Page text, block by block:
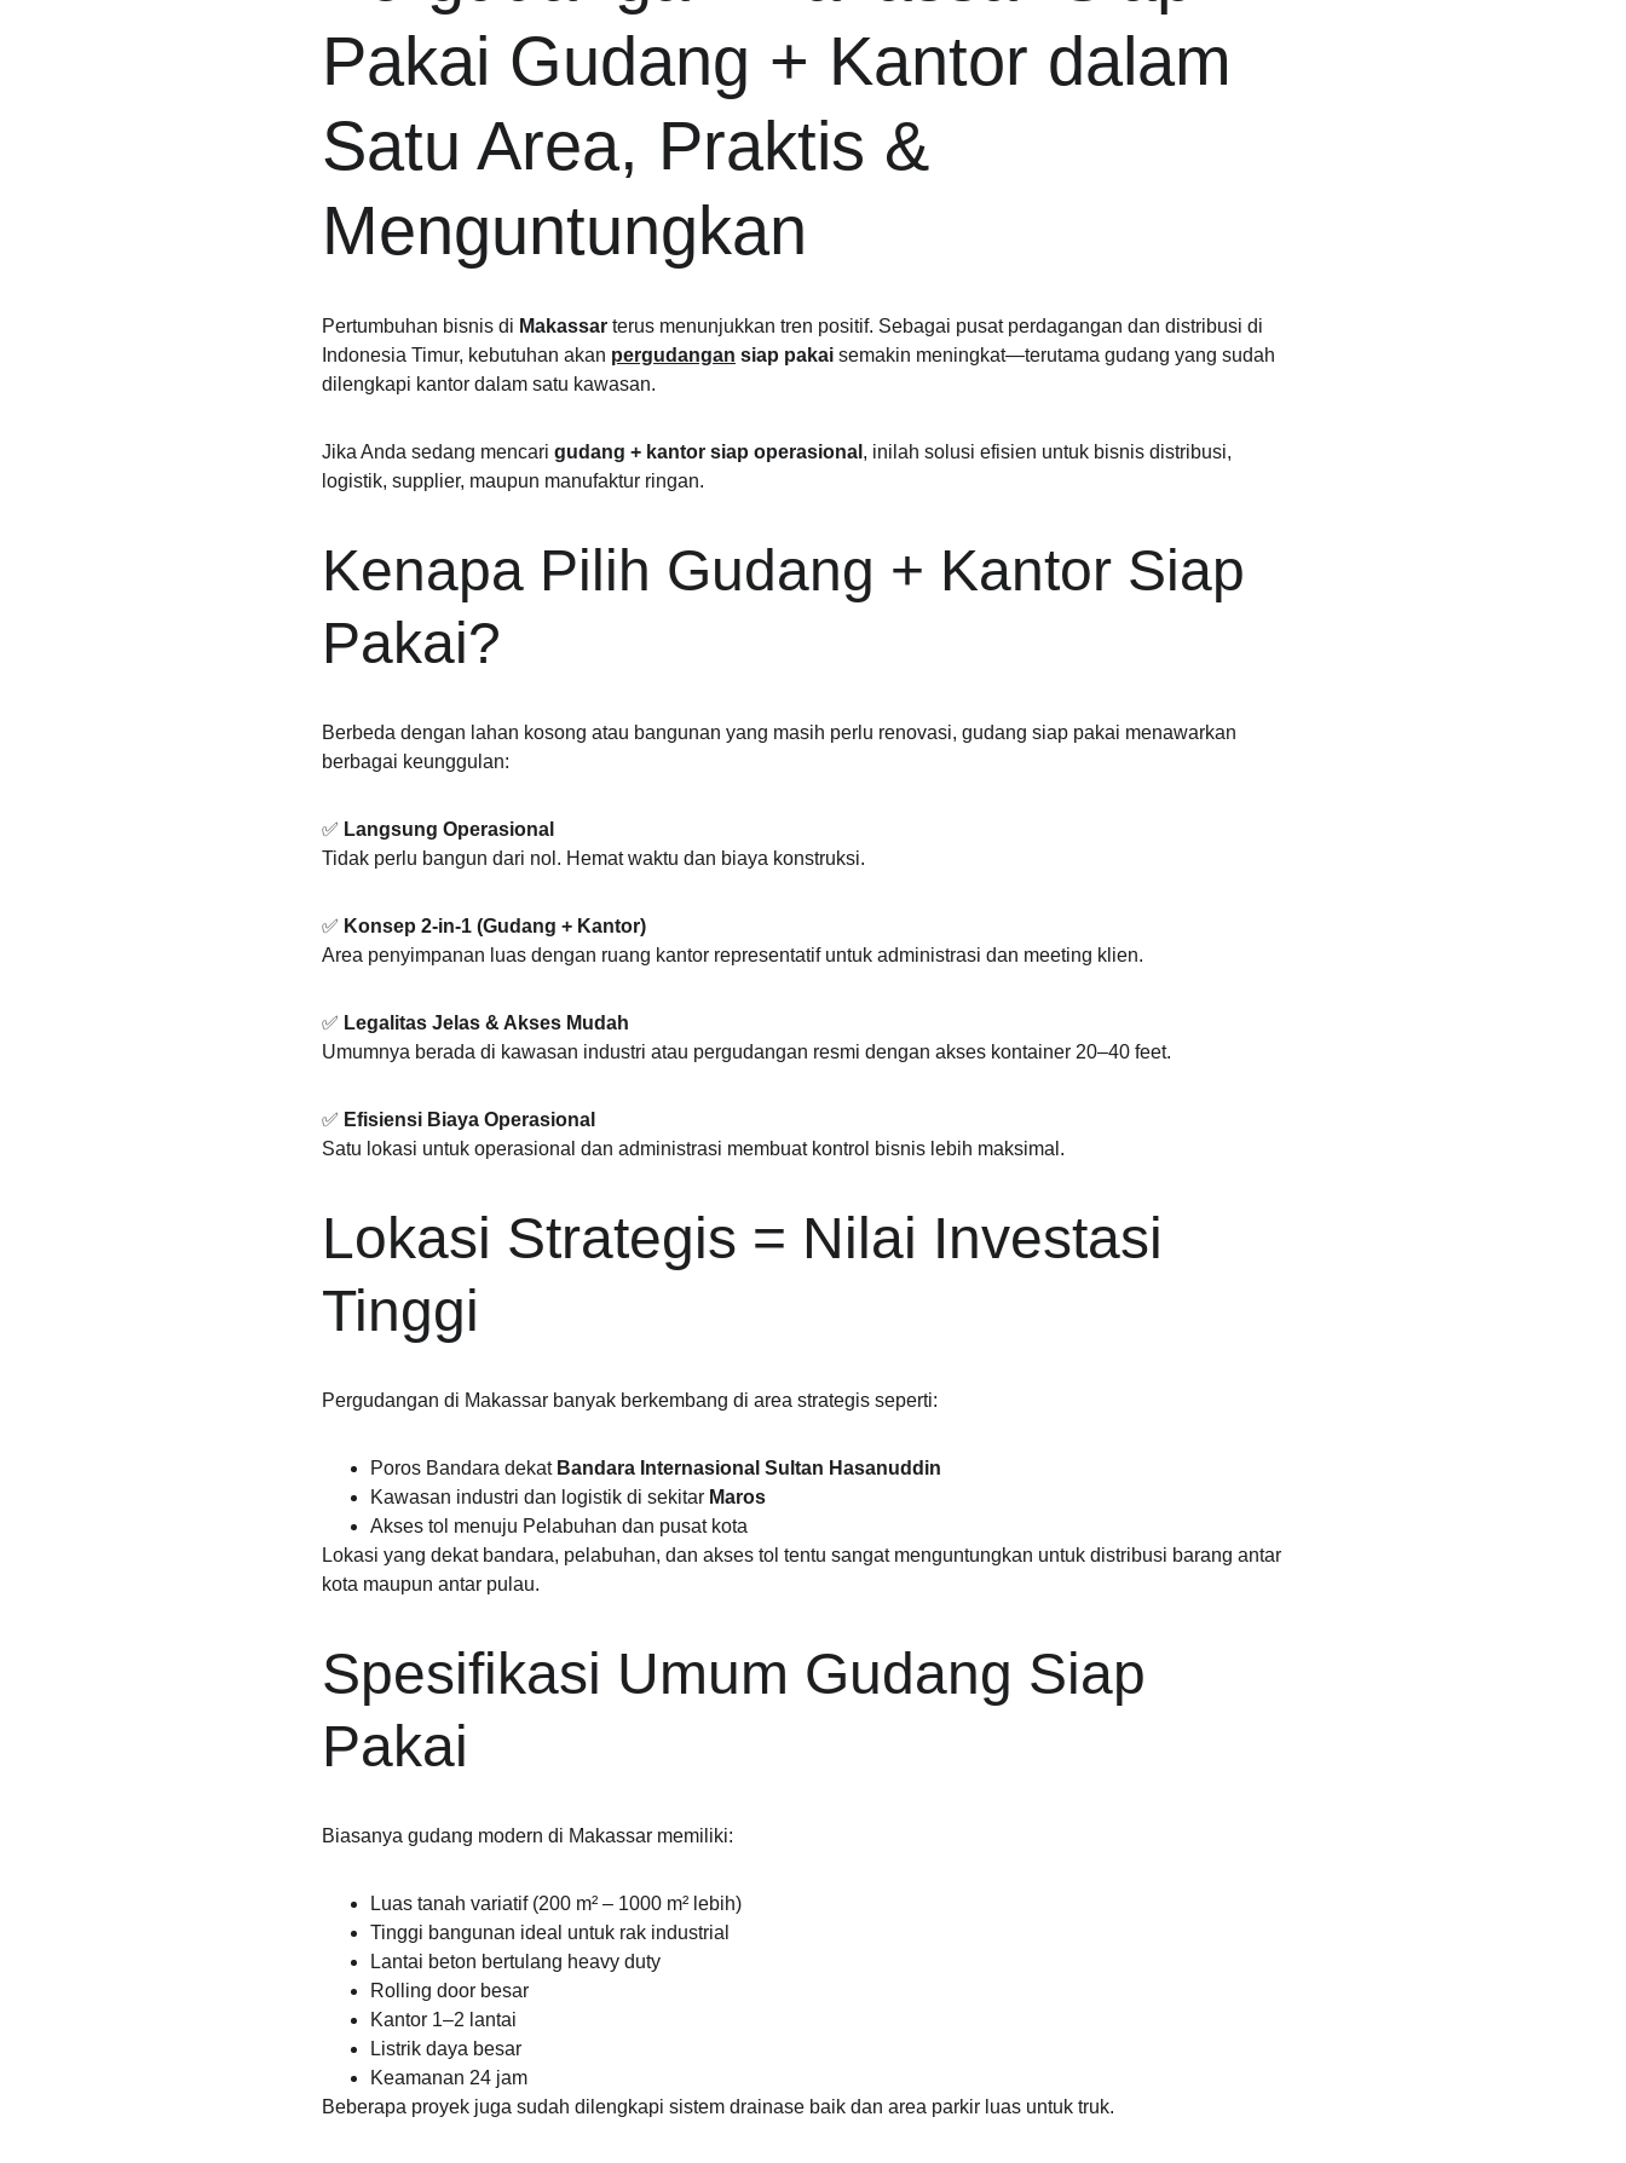
Pakai Gudang + Kantor dalam
Satu Area, Praktis &
Menguntungkan
Pertumbuhan bisnis di Makassar terus menunjukkan tren positif. Sebagai pusat perdagangan dan distribusi di
Indonesia Timur, kebutuhan akan pergudangan siap pakai semakin meningkat—terutama gudang yang sudah
dilengkapi kantor dalam satu kawasan.
Jika Anda sedang mencari gudang + kantor siap operasional , inilah solusi efisien untuk bisnis distribusi,
logistik, supplier, maupun manufaktur ringan.
Kenapa Pilih Gudang + Kantor Siap
Pakai?
Berbeda dengan lahan kosong atau bangunan yang masih perlu renovasi, gudang siap pakai menawarkan
berbagai keunggulan:
✅ Langsung Operasional
Tidak perlu bangun dari nol. Hemat waktu dan biaya konstruksi.
✅ Konsep 2-in-1 (Gudang + Kantor)
Area penyimpanan luas dengan ruang kantor representatif untuk administrasi dan meeting klien.
✅ Legalitas Jelas & Akses Mudah
Umumnya berada di kawasan industri atau pergudangan resmi dengan akses kontainer 20–40 feet.
✅ Efisiensi Biaya Operasional
Satu lokasi untuk operasional dan administrasi membuat kontrol bisnis lebih maksimal.
Lokasi Strategis = Nilai Investasi
Tinggi
Pergudangan di Makassar banyak berkembang di area strategis seperti:
Poros Bandara dekat Bandara Internasional Sultan Hasanuddin
Kawasan industri dan logistik di sekitar Maros
Akses tol menuju Pelabuhan dan pusat kota
Lokasi yang dekat bandara, pelabuhan, dan akses tol tentu sangat menguntungkan untuk distribusi barang antar
kota maupun antar pulau.
Spesifikasi Umum Gudang Siap
Pakai
Biasanya gudang modern di Makassar memiliki:
Luas tanah variatif (200 m² – 1000 m² lebih)
Tinggi bangunan ideal untuk rak industrial
Lantai beton bertulang heavy duty
Rolling door besar
Kantor 1–2 lantai
Listrik daya besar
Keamanan 24 jam
Beberapa proyek juga sudah dilengkapi sistem drainase baik dan area parkir luas untuk truk.